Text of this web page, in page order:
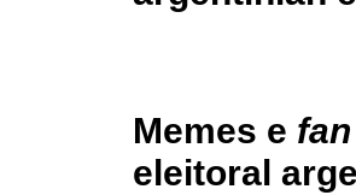
Memes e
eleitoral